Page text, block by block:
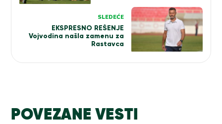
imaju kuvari lošeg ukusa?
SLEDEĆE
EKSPRESNO REŠENJE
Vojvodina našla zamenu za
Rastavca
POVEZANE VESTI